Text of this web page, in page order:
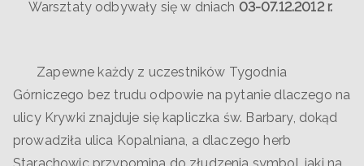
Warsztaty odbywały się w dniach 03-07.12.2012 r.
Zapewne każdy z uczestników Tygodnia
Górniczego bez trudu odpowie na pytanie dlaczego na
ulicy Krywki znajduje się kapliczka św. Barbary, dokąd
prowadziła ulica Kopalniana, a dlaczego herb